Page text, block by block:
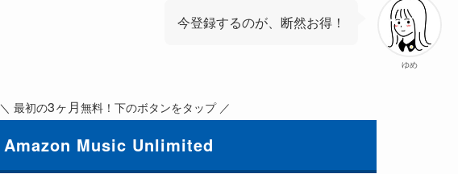
ゆめ
今登録するのが、断然お得！
＼ 最初の3ヶ月無料！下のボタンをタップ ／
Amazon Music Unlimited